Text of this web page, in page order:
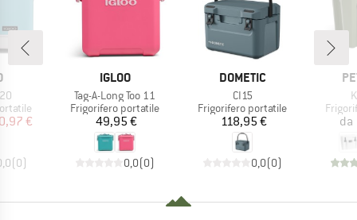
ridotto
€
(0)
MARCHIO
IGLOO
Articolo
Tag-A-Long Too 11
Gruppo di prodotti
Frigorifero portatile
Prezzo
49,95 €
0,0(0)
MARCHIO
DOMETIC
Articolo
CI15
Gruppo di prodotti
Frigorifero portatile
Prezzo
118,95 €
0,0(0)
da